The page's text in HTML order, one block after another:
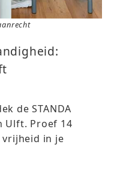
de STANDA
Ulft. Proef 14
vrijheid in je